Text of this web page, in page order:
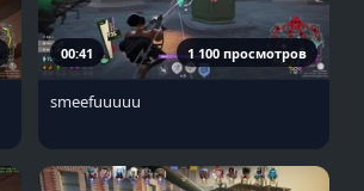
00:41 1 100 просмотров
smeefuuuuu